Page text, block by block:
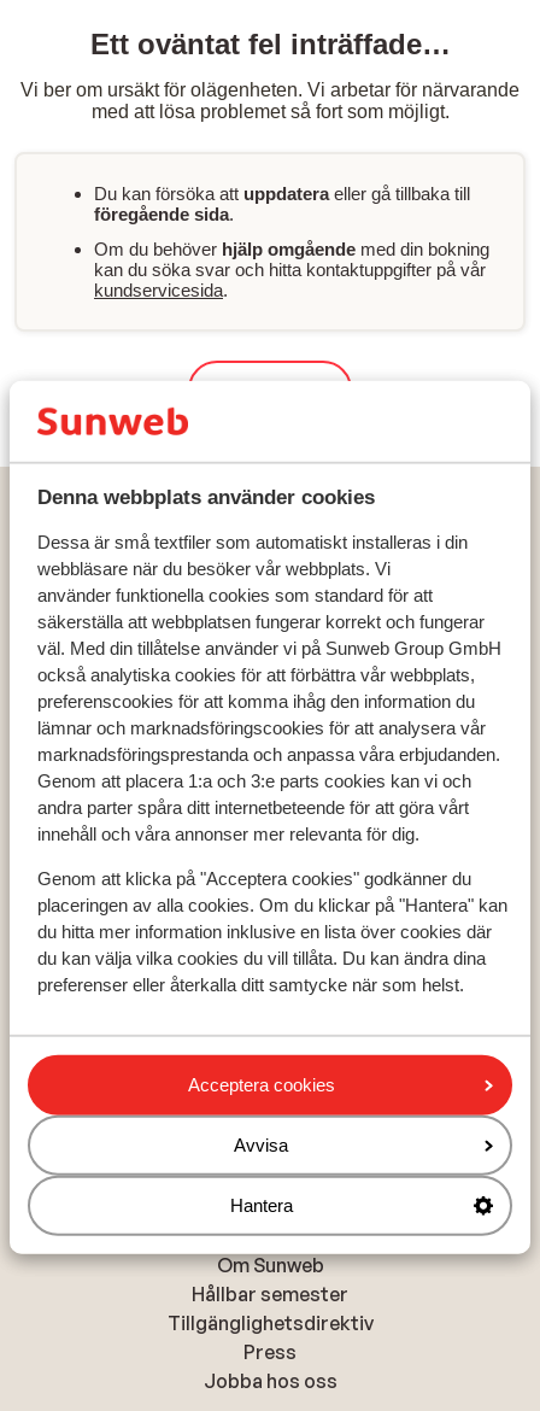
Denna webbplats använder cookies
Dessa är små textfiler som automatiskt installeras i din
webbläsare när du besöker vår webbplats. Vi
använder funktionella cookies som standard för att
säkerställa att webbplatsen fungerar korrekt och fungerar
väl. Med din tillåtelse använder vi på Sunweb Group GmbH
också analytiska cookies för att förbättra vår webbplats,
preferenscookies för att komma ihåg den information du
lämnar och marknadsföringscookies för att analysera vår
marknadsföringsprestanda och anpassa våra erbjudanden.
Genom att placera 1:a och 3:e parts cookies kan vi och
andra parter spåra ditt internetbeteende för att göra vårt
innehåll och våra annonser mer relevanta för dig.
Genom att klicka på "Acceptera cookies" godkänner du
placeringen av alla cookies. Om du klickar på "Hantera" kan
du hitta mer information inklusive en lista över cookies där
du kan välja vilka cookies du vill tillåta. Du kan ändra dina
preferenser eller återkalla ditt samtycke när som helst.
Acceptera cookies
Avvisa
Hantera
Ett oväntat fel inträffade…
Vi ber om ursäkt för olägenheten. Vi arbetar för närvarande
med att lösa problemet så fort som möjligt.
Du kan försöka att uppdateraeller gå tillbaka till
föregående sida.
Om du behöver hjälp omgående med din bokning
kan du söka svar och hitta kontaktuppgifter på vår
kundservicesida.
Hem Solresor Spanien
Costa del Sol
Torremolinos
Palia Las Palomas Hotel
Populära länder
Grekland
Turkiet
Spanien
Kreta
Zakynthos
Turkiets sydkust
Populära städer
Chania
Alanya
Rhodos-stad
Om Sunweb
Om Sunweb
Hållbar semester
Tillgänglighetsdirektiv
Press
Jobba hos oss